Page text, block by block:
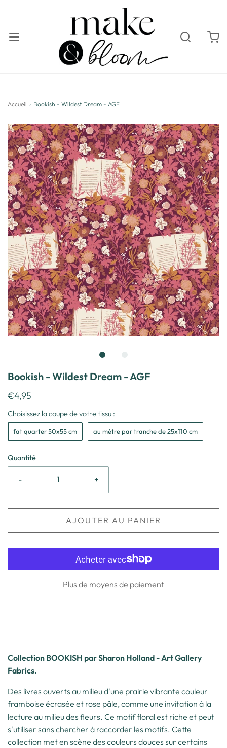
Accueil › Bookish - Wildest Dream - AGF
Bookish - Wildest Dream - AGF
€4,95
Choisissez la coupe de votre tissu :
fat quarter 50x55 cm au mètre par tranche de 25x110 cm
Quantité
- +
AJOUTER AU PANIER
Plus de moyens de paiement
Collection BOOKISH par Sharon Holland - Art Gallery
Fabrics.
Des livres ouverts au milieu d'une prairie vibrante couleur
framboise écrasée et rose pâle, comme une invitation à la
lecture au milieu des fleurs. Ce motif floral est riche et peut
s'utiliser sans chercher à raccorder les motifs. Cette
collection met en scène des couleurs douces sur certains